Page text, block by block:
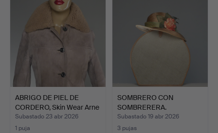
ABRIGO DE PIEL DE
CORDERO, Skin Wear Arne
…
Subastado 23 abr 2026
1 puja
SOMBRERO CON
SOMBRERERA.
Subastado 19 abr 2026
3 pujas